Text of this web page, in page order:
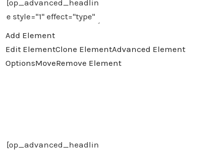
Add Element
Edit ElementClone ElementAdvanced Element
OptionsMoveRemove Element